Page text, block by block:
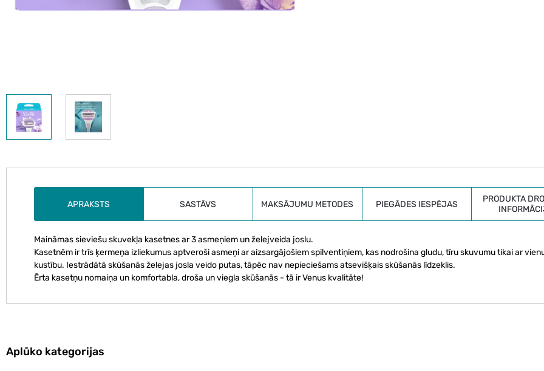
APRAKSTS SASTĀVS MAKSĀJUMU METODES PIEGĀDES IESPĒJAS
PRODUKTA
Maināmas sieviešu skuvekļa kasetnes ar 3 asmeņiem un želejveida joslu.
Kasetnēm ir trīs ķermeņa izliekumus aptveroši asmeņi ar aizsargājošiem spilventiņiem, kas nodrošina gludu, tīru skuvumu tikai ar
kustību. Iestrādātā skūšanās želejas josla veido putas, tāpēc nav nepieciešams atsevišķais skūšanās līdzeklis.
Ērta kasetņu nomaiņa un komfortabla, droša un viegla skūšanās - tā ir Venus kvalitāte!
Aplūko kategorijas